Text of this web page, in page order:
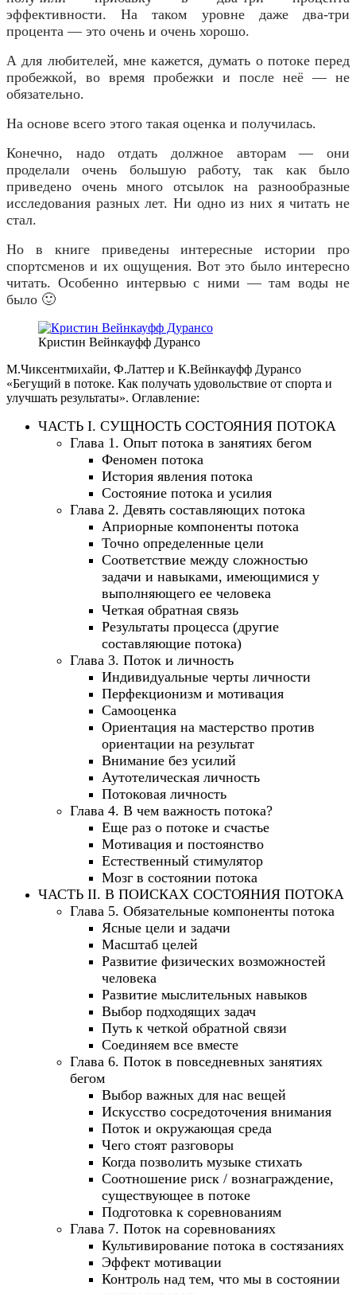
эффективности. На таком уровне даже два-три
процента — это очень и очень хорошо.
А для любителей, мне кажется, думать о потоке перед
пробежкой, во время пробежки и после неё — не
обязательно.
На основе всего этого такая оценка и получилась.
Конечно, надо отдать должное авторам — они
проделали очень большую работу, так как было
приведено очень много отсылок на разнообразные
исследования разных лет. Ни одно из них я читать не
стал.
Но в книге приведены интересные истории про
спортсменов и их ощущения. Вот это было интересно
читать. Особенно интервью с ними — там воды не
было 🙂
Кристин Вейнкауфф Дурансо
М.Чиксентмихайи, Ф.Латтер и К.Вейнкауфф Дурансо
«Бегущий в потоке. Как получать удовольствие от спорта и
улучшать результаты». Оглавление:
ЧАСТЬ I. СУЩНОСТЬ СОСТОЯНИЯ ПОТОКА
Глава 1. Опыт потока в занятиях бегом
Феномен потока
История явления потока
Состояние потока и усилия
Глава 2. Девять составляющих потока
Априорные компоненты потока
Точно определенные цели
Соответствие между сложностью
задачи и навыками, имеющимися у
выполняющего ее человека
Четкая обратная связь
Результаты процесса (другие
составляющие потока)
Глава 3. Поток и личность
Индивидуальные черты личности
Перфекционизм и мотивация
Самооценка
Ориентация на мастерство против
ориентации на результат
Внимание без усилий
Аутотелическая личность
Потоковая личность
Глава 4. В чем важность потока?
Еще раз о потоке и счастье
Мотивация и постоянство
Естественный стимулятор
Мозг в состоянии потока
ЧАСТЬ II. В ПОИСКАХ СОСТОЯНИЯ ПОТОКА
Глава 5. Обязательные компоненты потока
Ясные цели и задачи
Масштаб целей
Развитие физических возможностей
человека
Развитие мыслительных навыков
Выбор подходящих задач
Путь к четкой обратной связи
Соединяем все вместе
Глава 6. Поток в повседневных занятиях
бегом
Выбор важных для нас вещей
Искусство сосредоточения внимания
Поток и окружающая среда
Чего стоят разговоры
Когда позволить музыке стихать
Соотношение риск / вознаграждение,
существующее в потоке
Подготовка к соревнованиям
Глава 7. Поток на соревнованиях
Культивирование потока в состязаниях
Эффект мотивации
Контроль над тем, что мы в состоянии